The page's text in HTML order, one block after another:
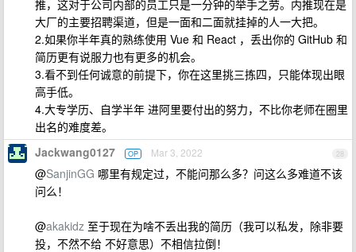
推，这对于公司内部的员工只是一分钟的举手之劳。内推现在是
大厂的主要招聘渠道，但是一面和二面就挂掉的人一大把。
2.如果你半年真的熟练使用 Vue 和 React ，丢出你的 GitHub 和
简历更有说服力也有更多的机会。
3.看不到任何诚意的前提下，你在这里挑三拣四，只能体现出眼
高手低。
4.大专学历、自学半年 进阿里要付出的努力，不比你老师在圈里
出名的难度差。
28
Jackwang0127 OP Mar 3, 2022
@SanjinGG 哪里有规定过，不能问那么多？问这么多难道不该
问么！
@akakidz 至于现在为啥不丢出我的简历（我可以私发，除非要
投，不然不给 不好意思）不相信拉倒！